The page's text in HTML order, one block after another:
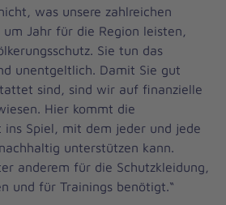
was unsere zahlreichen
Jahr für die Region leisten,
Sie tun das
unentgeltlich. Damit Sie gut
sind, sind wir auf finanzielle
Hier kommt die
ins Spiel, mit dem jeder und jede
unterstützen kann.
anderem für die Schutzkleidung,
und für Trainings benötigt.“